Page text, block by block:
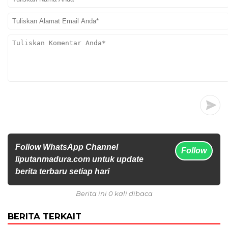
Follow WhatsApp Channel
liputanmadura.com untuk update
berita terbaru setiap hari
Follow
Berita ini 0 kali dibaca
BERITA TERKAIT